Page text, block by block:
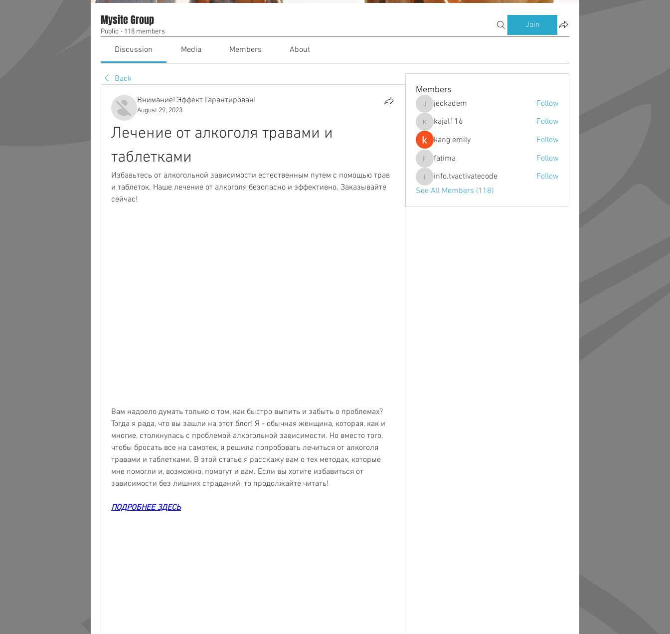
Mysite Group
Public · 118 members
Join
Discussion Media Members About
Back
Внимание! Эффект Гарантирован!
August 29, 2023
Лечение от алкоголя травами и
таблетками
Избавьтесь от алкогольной зависимости естественным путем с помощью трав
и таблеток. Наше лечение от алкоголя безопасно и эффективно. Заказывайте
сейчас!
Вам надоело думать только о том, как быстро выпить и забыть о проблемах?
Тогда я рада, что вы зашли на этот блог! Я - обычная женщина, которая, как и
многие, столкнулась с проблемой алкогольной зависимости. Но вместо того,
чтобы бросать все на самотек, я решила попробовать лечиться от алкоголя
травами и таблетками. В этой статье я расскажу вам о тех методах, которые
мне помогли и, возможно, помогут и вам. Если вы хотите избавиться от
зависимости без лишних страданий, то продолжайте читать!
ПОДРОБНЕЕ ЗДЕСЬ
Members
jeckadem
jeckadem Follow
kajal116
kajal116
Follow
kang emily
Follow
fatima
fatima Follow
info.tvactivatecode
info.tvactivatecode
Follow
See All Members (118)